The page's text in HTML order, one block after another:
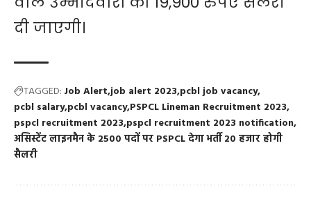
दी जाएगी।
TAGGED: Job Alert job alert 2023 pcbl job vacancy
pcbl salary pcbl vacancy PSPCL Lineman Recruitment 2023
pspcl recruitment 2023 pspcl recruitment 2023 notification
असिस्टेंट लाइनमैन के 2500 पदों पर PSPCL देगा भर्ती 20 हजार होगी
सैलरी